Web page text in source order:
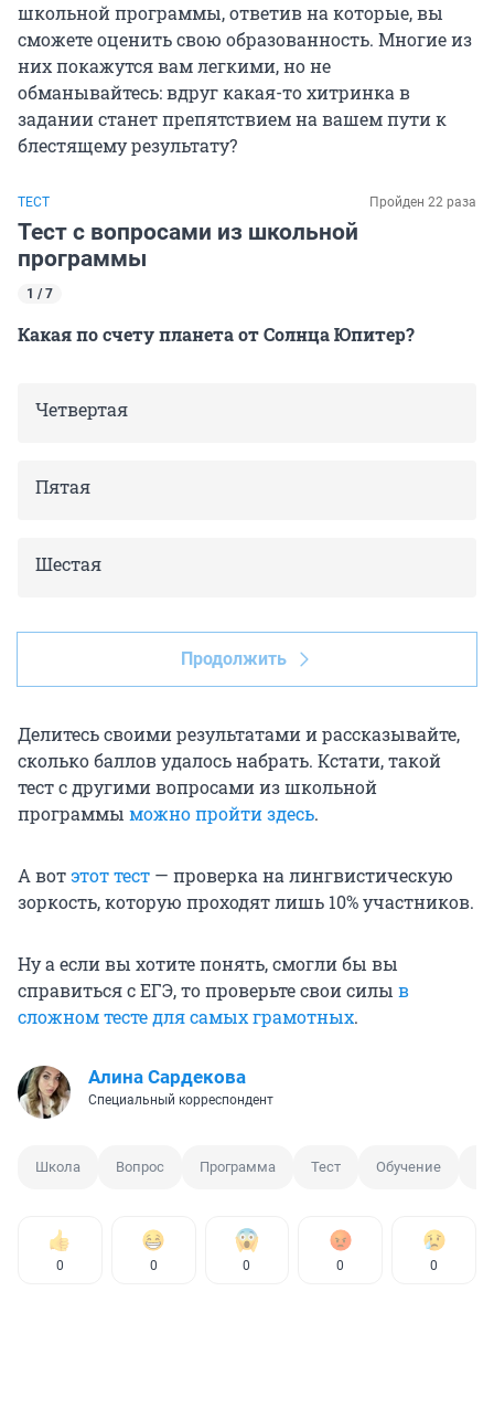
школьной программы, ответив на которые, вы
сможете оценить свою образованность. Многие из
них покажутся вам легкими, но не
обманывайтесь: вдруг какая-то хитринка в
задании станет препятствием на вашем пути к
блестящему результату?
ТЕСТ Пройден 22 раза
Тест с вопросами из школьной
программы
1 / 7
Какая по счету планета от Солнца Юпитер?
Четвертая
Пятая
Шестая
Продолжить
Делитесь своими результатами и рассказывайте,
сколько баллов удалось набрать. Кстати, такой
тест с другими вопросами из школьной
программы можно пройти здесь.
А вотэтот тест — проверка на лингвистическую
зоркость, которую проходят лишь 10% участников.
Ну а если вы хотите понять, смогли бы вы
справиться с ЕГЭ, то проверьте свои силы в
сложном тесте для самых грамотных.
Алина Сардекова
Специальный корреспондент
Школа Вопрос Программа Тест Обучение
0 0 0 0 0